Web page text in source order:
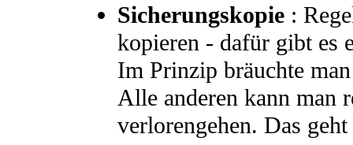
Sicherungskopie:
kopieren - dafür gibt es
Im Prinzip bräuchte
Alle anderen kann man
verlorengehen. Das